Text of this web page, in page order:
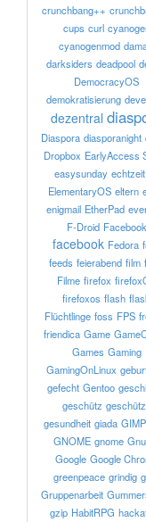
crunchbang++
cups curl
cyanogenmod
darksiders deadpool
DemocracyOS
demokratisierung
dezentral
Diaspora diasporanight
Dropbox EarlyAccess
easysunday echtzeit
ElementaryOS eltern
enigmail EtherPad
F-Droid Facebook
facebook Fedora
feeds feierabend film
Filme firefox
firefoxos flash
Flüchtlinge foss FPS
friendica Game
Games Gaming
GamingOnLinux
gefecht Gentoo
geschütz
gesundheit giada GIMP
GNOME gnome
Google Google
greenpeace grindig
Gruppenarbeit
gzip HabitRPG